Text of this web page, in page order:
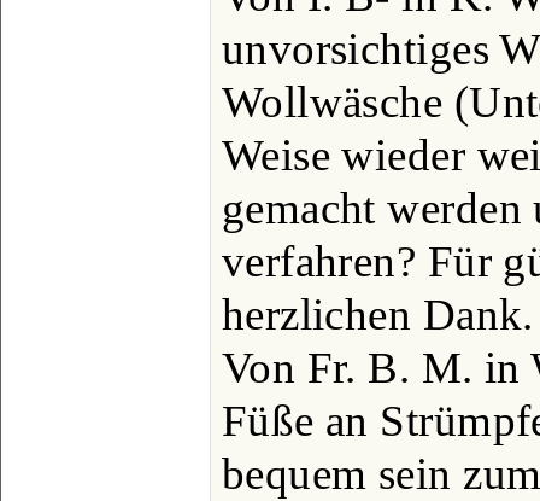
unvorsichtiges
Wollwäsche
Weise wieder
gemacht
verfahren? Für
herzlichen Dank.
Von Fr. B. M. in
Füße an
bequem sein